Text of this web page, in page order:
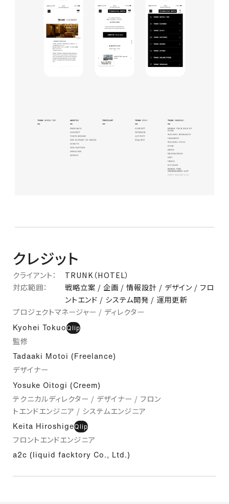
クレジット
クライアント：
TRUNK（HOTEL）
対応範囲：
戦略立案 / 企画 / 情報設計 / デザイン / フロ
ントエンド / システム開発 / 運用更新
プロジェクトマネージャー / ディレクター
Kyohei TokuoQlip
監修
Tadaaki Motoi (Freelance)
デザイナー
Yosuke Oitogi (Creem)
テクニカルディレクター / デザイナー / フロン
トエンドエンジニア / システムエンジニア
Keita HiroshigeQlip
フロントエンドエンジニア
a2c (liquid facktory Co., Ltd.)